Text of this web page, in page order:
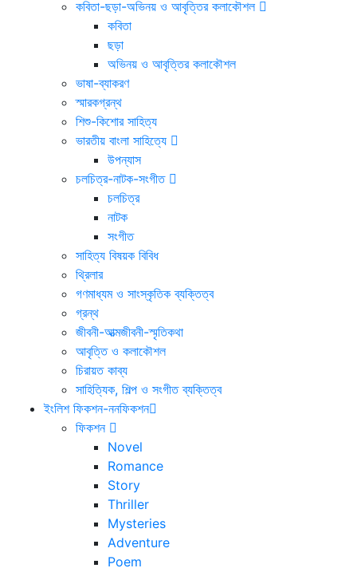
কবিতা-ছড়া-অভিনয় ও আবৃত্তির কলাকৌশল
কবিতা
ছড়া
অভিনয় ও আবৃত্তির কলাকৌশল
ভাষা-ব্যাকরণ
স্মারকগ্রন্থ
শিশু-কিশোর সাহিত্য
ভারতীয় বাংলা সাহিত্যে
উপন্যাস
চলচিত্র-নাটক-সংগীত
চলচিত্র
নাটক
সংগীত
সাহিত্য বিষয়ক বিবিধ
থ্রিলার
গণমাধ্যম ও সাংস্কৃতিক ব্যক্তিত্ব
গ্রন্থ
জীবনী-আত্মজীবনী-স্মৃতিকথা
আবৃত্তি ও কলাকৌশল
চিরায়ত কাব্য
সাহিত্যিক, শিল্প ও সংগীত ব্যক্তিত্ব
ইংলিশ ফিকশন-ননফিকশন
ফিকশন
Novel
Romance
Story
Thriller
Mysteries
Adventure
Poem